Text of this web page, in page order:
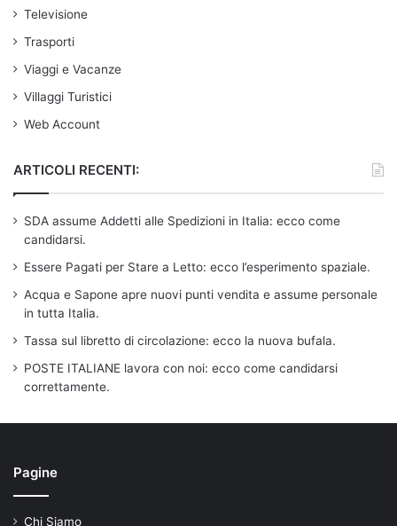
Televisione
Trasporti
Viaggi e Vacanze
Villaggi Turistici
Web Account
ARTICOLI RECENTI:
SDA assume Addetti alle Spedizioni in Italia: ecco come
candidarsi.
Essere Pagati per Stare a Letto: ecco l’esperimento spaziale.
Acqua e Sapone apre nuovi punti vendita e assume personale
in tutta Italia.
Tassa sul libretto di circolazione: ecco la nuova bufala.
POSTE ITALIANE lavora con noi: ecco come candidarsi
correttamente.
Pagine
Chi Siamo